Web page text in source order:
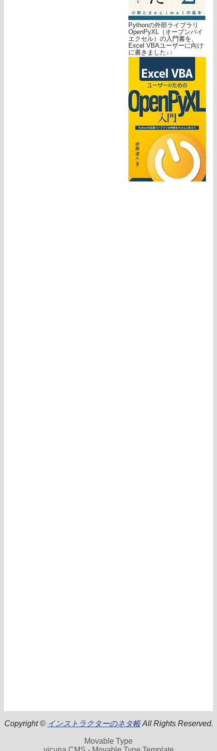
Pythonの外部ライブラリ
OpenPyXL（オープンパイ
エクセル）の入門書を、
Excel VBAユーザーに向け
に書きました↓↓
Copyright © インストラクターのネタ帳All Rights Reserved.
Movable Type